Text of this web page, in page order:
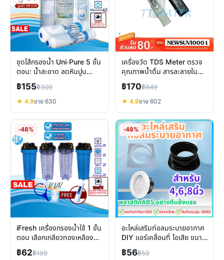
ชุดไส้กรองน้ำ Uni-Pure 5 ขั้น
ตอน: น้ำสะอาด ลดหินปูน
พร้อมติดตั้งง่าย
฿155฿300
★ 4.9ขาย 630
เครื่องวัด TDS Meter ตรวจ
คุณภาพน้ำดื่ม สารละลายในน้ำ
บ้านและสวน
฿170฿849
★ 4.9ขาย 602
-48%
iFresh เครื่องกรองน้ำใช้ 1 ขั้น
ตอน เลือกเกลียวทองเหลือง
กรองน้ำสะอาด คุ้มค่า
฿62฿199
-48%
อะไหล่เสริมท่อลมระบายอากาศ
DIY แอร์เคลื่อนที่ ไอเสีย ขนาด
4 6 8 นิ้ว เพิ่มประสิทธิภาพ
฿56฿59